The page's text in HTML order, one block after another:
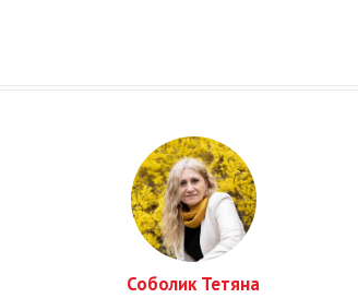
Соболик Тетяна